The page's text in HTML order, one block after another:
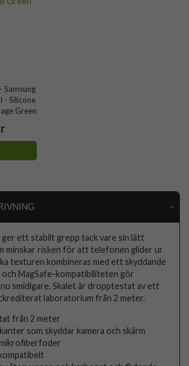
Samsung
- Silicone
Green
ett stabilt grepp tack vare sin lätt
minskar risken för att telefonen glider ur
texturen kombineras med ett skyddande
MagSafe-kompatibiliteten gör
smidigare. Skalet är dropptestat av ett
laboratorium från 2 meter.
från 2 meter
som skyddar kamera och skärm